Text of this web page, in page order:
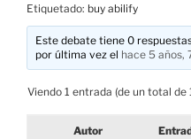
Etiquetado: buy abilify
Este debate tiene 0
por última vez el hace 5 años,
Viendo 1 entrada (de un total de
Autor